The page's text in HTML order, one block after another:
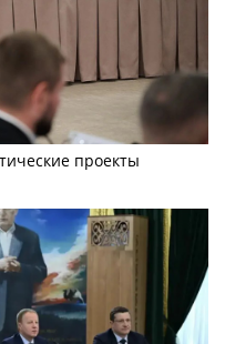
проекты